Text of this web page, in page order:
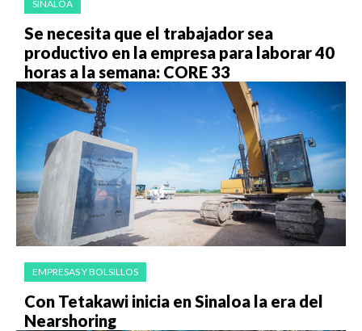
SINALOA
Se necesita que el trabajador sea
productivo en la empresa para laborar 40
horas a la semana: CORE 33
EMPRESAS Y BOLSILLOS
Con Tetakawi inicia en Sinaloa la era del
Nearshoring